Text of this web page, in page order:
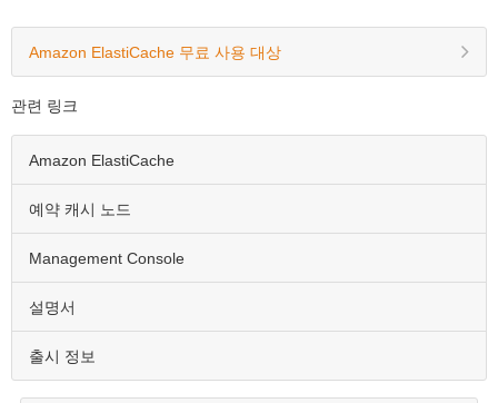
Amazon ElastiCache 무료 사용 대상
관련 링크
Amazon ElastiCache
예약 캐시 노드
Management Console
설명서
출시 정보